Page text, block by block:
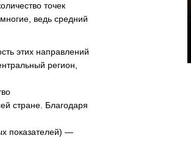
точек
ведь средний
этих направлений
регион,
стране. Благодаря
показателей) —